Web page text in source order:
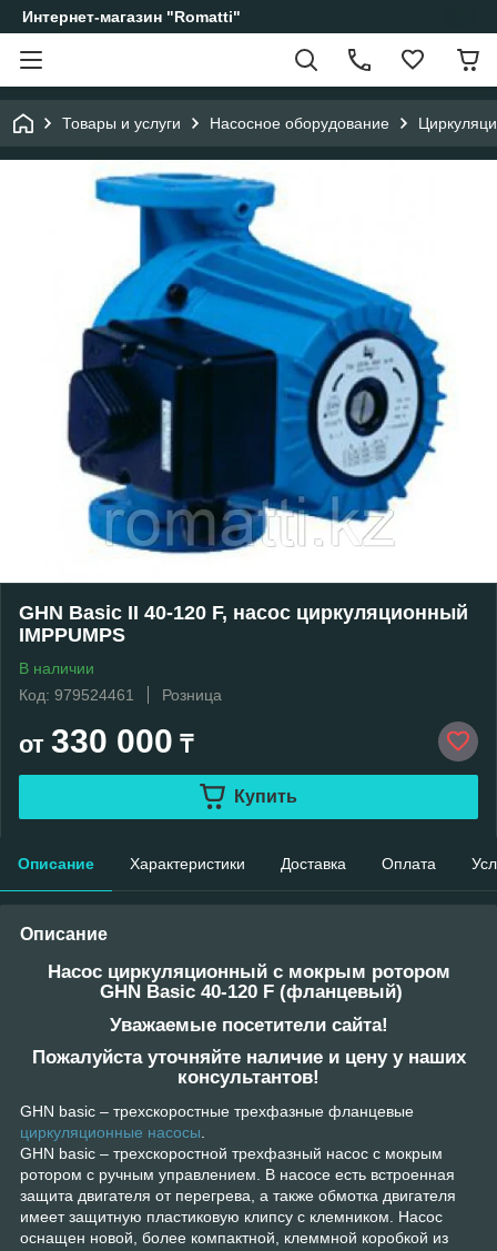
Интернет-магазин "Romatti"
Товары и услуги Насосное оборудование
GHN Basic II 40-120 F, насос циркуляционный
IMPPUMPS
В наличии
Код: 979524461
Розница
от 330 000 ₸
Купить
Описание Характеристики Доставка Оплата
Описание
Насос циркуляционный с мокрым ротором
GHN Basic 40-120 F (фланцевый)
Уважаемые посетители сайта!
Пожалуйста уточняйте наличие и цену у наших
консультантов!
GHN basic – трехскоростные трехфазные фланцевые
циркуляционные насосы
GHN basic – трехскоростной трехфазный насос с мокрым
ротором с ручным управлением. В насосе есть встроенная
защита двигателя от перегрева, а также обмотка двигателя
имеет защитную пластиковую клипсу с клемником. Насос
оснащен новой, более компактной, клеммной коробкой из